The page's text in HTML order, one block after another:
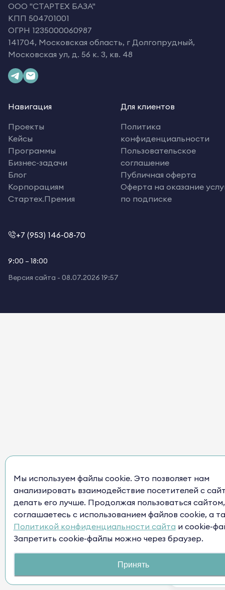
OOO "СТАРТЕХ БАЗА"
КПП 504701001
ОГРН 1235000060987
141704, Московская область, г Долгопрудный,
Московская ул, д. 56 к. 3, кв. 48
Навигация
Проекты
Кейсы
Программы
Бизнес-задачи
Блог
Корпорациям
Стартех.Премия
Для клиентов
Политика
конфиденциальности
Пользовательское
соглашение
Публичная оферта
Оферта на оказание
по подписке
+7 (953) 146-08-70
9:00 – 18:00
Версия сайта - 08.07.2026 19:57
Мы используем файлы cookie. Это позволяет нам
анализировать взаимодействие посетителей с
делать его лучше. Продолжая пользоваться
соглашаетесь с использованием файлов cookie, а
Политикой конфиденциальности сайта и cookie-
Запретить cookie-файлы можно через браузер.
Принять